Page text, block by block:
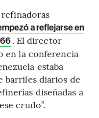
a reflejarse en
. El director
en la conferencia
estaba
barriles diarios de
diseñadas a
crudo”.